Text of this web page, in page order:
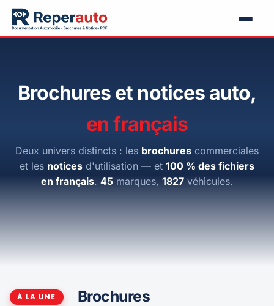
Brochures et notices auto,
en français
Deux univers distincts : les brochures commerciales
et les notices d'utilisation — et 100 % des fichiers
en français. 45 marques, 1827 véhicules.
À LA UNE Brochures